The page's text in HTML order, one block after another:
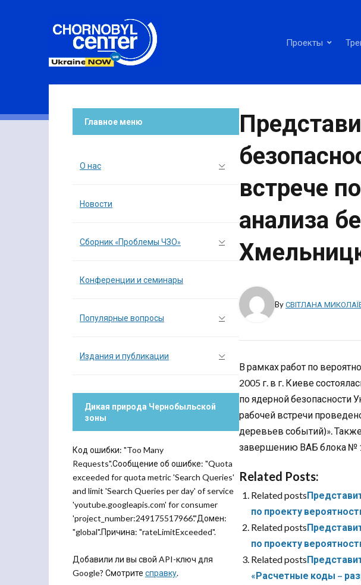
Проекты
встрече
анализа
ByСВІТЛАНА
В рамках работ по
2005 г. в г. Киеве
по ядерной безопасности
рабочей встречи
деревьев событий)».
завершению ВАБ блока №
Related Posts:
Related posts
по проекту
Related posts
по проекту
Related posts
«Расчетные коды –
Главное меню
О нас
Новости
Сборник «Проблемы ЧЗО»
Конференции и семинары
Популярные вопросы
Издания и публикации
Дикая природа Чернобыльской
зоны
Код ошибки: "Too Many
Requests".Сообщение об ошибке: "Quota
exceeded for quota metric 'Search Queries'
and limit 'Search Queries per day' of service
'youtube.googleapis.com' for consumer
'project_number:249175517966'."Домен:
"global".Причина: "rateLimitExceeded".
Добавили ли вы свой API-ключ для
Google? Смотрите справку.